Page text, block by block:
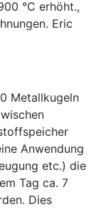
°C erhöht.,
Eric
Metallkugeln
Anwendung
etc.) die
Tag ca. 7
Dies